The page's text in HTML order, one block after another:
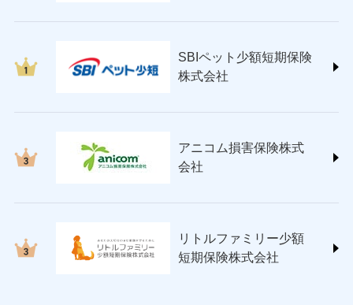
チューリッヒ保険会社 (https://www.zurich.co.jp/)
(https://www.tokiomarine-nichido.co.jp/)
日新火災海上保険株式会社
三井住友海上火災保険株式会社 (https://www.ms-
ins.com/)
三井ダイレクト損害保険株式会社
アクサ生命保険株式会社
（https://www.axa.co.jp/）
SBIペット少額短期保険
株式会社
アニコム損害保険株式
会社
リトルファミリー少額
短期保険株式会社